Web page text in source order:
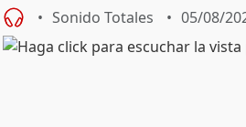
Sonido Totales 05/08/